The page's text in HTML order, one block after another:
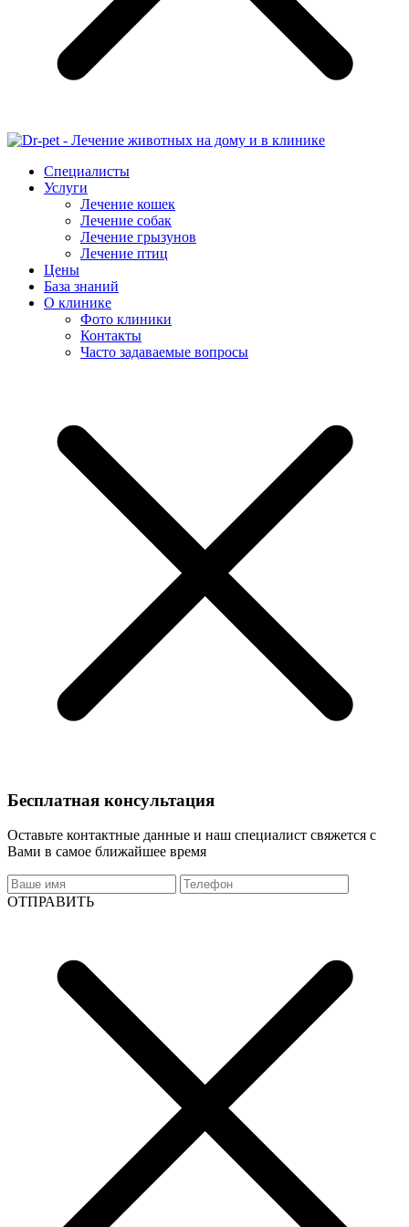
Специалисты
Услуги
Лечение кошек
Лечение собак
Лечение грызунов
Лечение птиц
Цены
База знаний
О клинике
Фото клиники
Контакты
Часто задаваемые вопросы
Бесплатная консультация
Оставьте контактные данные и наш специалист свяжется с
Вами в самое ближайшее время
ОТПРАВИТЬ